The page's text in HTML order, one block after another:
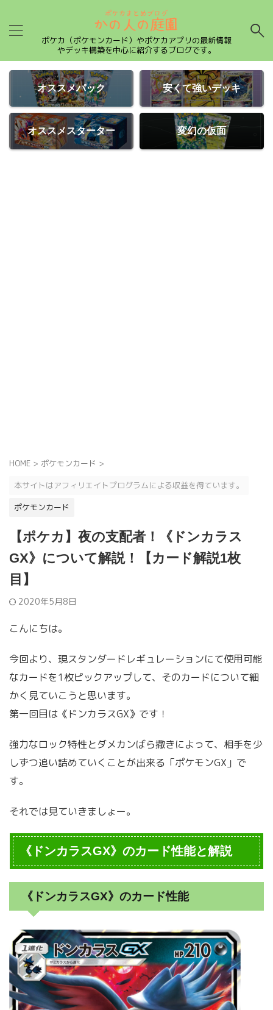
ポケカ（ポケモンカード）やポケカアプリの最新情報
やデッキ構築を中心に紹介するブログです。
オススメパック 安くて強いデッキ
オススメスターター 変幻の仮面
HOME > ポケモンカード >
本サイトはアフィリエイトプログラムによる収益を得ています。
ポケモンカード
【ポケカ】夜の支配者！《ドンカラス
GX》について解説！【カード解説1枚
目】
2020年5月8日
こんにちは。
今回より、現スタンダードレギュレーションにて使用可能
なカードを1枚ピックアップして、そのカードについて細
かく見ていこうと思います。
第一回目は《ドンカラスGX》です！
強力なロック特性とダメカンばら撒きによって、相手を少
しずつ追い詰めていくことが出来る「ポケモンGX」で
す。
それでは見ていきましょー。
《ドンカラスGX》のカード性能と解説
《ドンカラスGX》のカード性能